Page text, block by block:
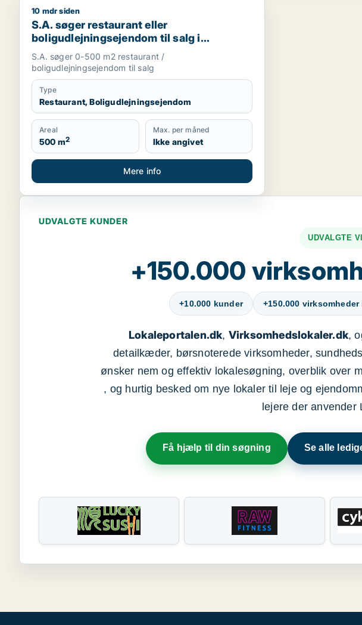
S.A. søger restaurant eller boligudlejningsejendom til salg i København
10 mdr siden
S.A. søger restaurant eller
boligudlejningsejendom til salg i
København K, Vesterbro eller
Frederiksberg m.fl.
S.A. søger 0-500 m2 restaurant /
boligudlejningsejendom til salg
Type
Restaurant, Boligudlejningsejendom
Areal
500 m2
Max. per måned
Ikke angivet
Mere info
UDVALGTE KUNDER
UDVALGTE
+150.000
+10.000 kunder +150.000
Lokaleportalen.dk, Virksomhedslokaler.dk,
detailkæder, børsnoterede virksomheder,
ønsker nem og effektiv lokalesøgning, overblik over
, og hurtig besked om nye lokaler til leje og
lejere der anvender
Få hjælp til din søgning Se alle